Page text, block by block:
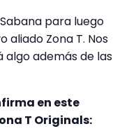
para luego
aliado Zona T. Nos
algo además de las
en este
T Originals: